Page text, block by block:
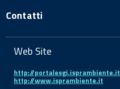
Contatti
Web Site
http://portalesgi.isprambiente.it
http://www.isprambiente.it